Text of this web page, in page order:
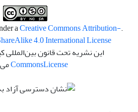
.This work is licensed under a
Creative Commons Attribution-
4.0 International License
این نشریه تحت قانون بین‌المللی
CommonsLicense